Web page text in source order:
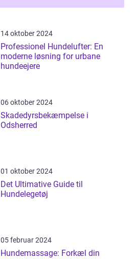
14 oktober 2024
Professionel Hundelufter: En
moderne løsning for urbane
hundeejere
06 oktober 2024
Skadedyrsbekæmpelse i
Odsherred
01 oktober 2024
Det Ultimative Guide til
Hundelegetøj
05 februar 2024
Hundemassage: Forkæl din